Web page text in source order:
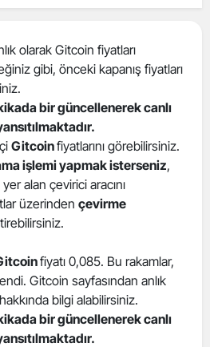
olarak Gitcoin fiyatları
gibi, önceki kapanış fiyatları
bir güncellenerek canlı
Gitcoinfiyatlarını görebilirsiniz.
işlemi yapmak isterseniz,
alan çevirici aracını
üzerinden çevirme
fiyatı 0,085. Bu rakamlar,
Gitcoin sayfasından anlık
bilgi alabilirsiniz.
bir güncellenerek canlı